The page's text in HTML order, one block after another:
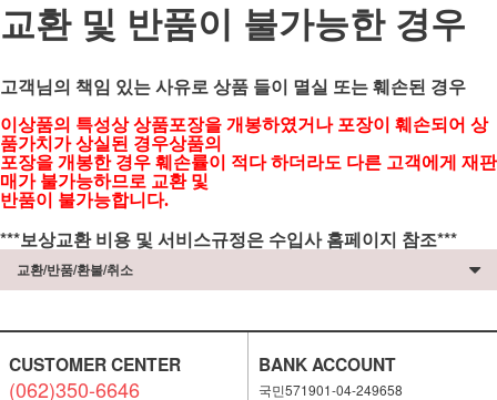
교환 및 반품이 불가능한 경우
고객님의 책임 있는 사유로 상품 들이 멸실 또는 훼손된 경우
이상품의 특성상 상품포장을 개봉하였거나 포장이 훼손되어 상
품가치가 상실된 경우상품의
포장을 개봉한 경우 훼손률이 적다 하더라도 다른 고객에게 재판
매가 불가능하므로 교환 및
반품이 불가능합니다.
***보상교환 비용 및 서비스규정은 수입사 홈페이지 참조***
교환/반품/환불/취소
CUSTOMER CENTER
(062)350-6646
BANK ACCOUNT
국민571901-04-249658